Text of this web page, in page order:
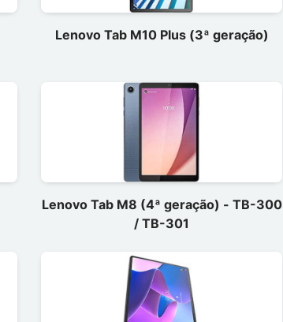
Lenovo Tab M10 Plus (3ª geração)
Lenovo Tab M8 (4ª geração) - TB-300
/ TB-301